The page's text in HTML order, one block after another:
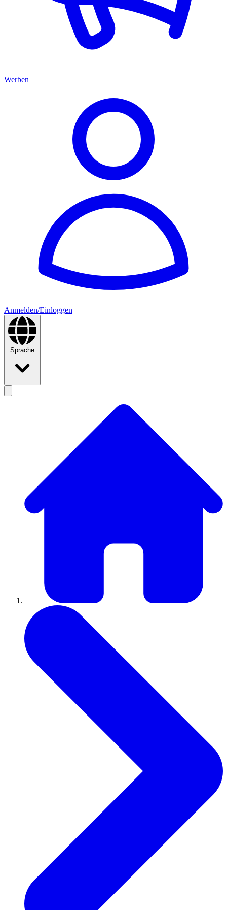
Werben
Anmelden/Einloggen
Sprache